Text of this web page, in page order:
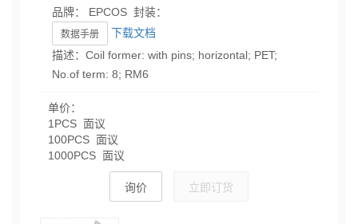
品牌： EPCOS 封装：
数据手册
下载文档
描述：Coil former: with pins; horizontal; PET;
No.of term: 8; RM6
单价：
1PCS 面议
100PCS 面议
1000PCS 面议
询价 立即订货